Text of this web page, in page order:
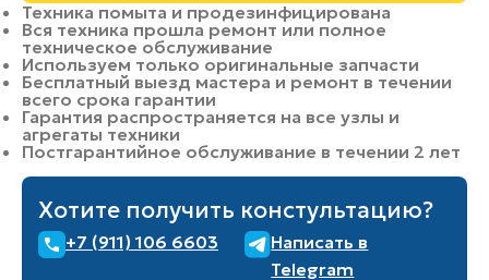
Техника помыта и продезинфицирована
Вся техника прошла ремонт или полное
техническое обслуживание
Используем только оригинальные запчасти
Бесплатный выезд мастера и ремонт в течении
всего срока гарантии
Гарантия распространяется на все узлы и
агрегаты техники
Постгарантийное обслуживание в течении 2 лет
Хотите получить констультацию?
+7 (911) 106 6603
Написать в
Telegram